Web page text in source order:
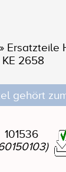
» Ersatzteile
2658
gehört
101536